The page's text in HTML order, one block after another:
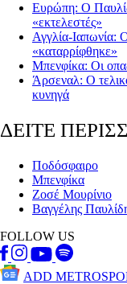
Ευρώπη: Ο
«εκτελεστές»
Αγγλία-Ιαπωνία:
«καταρρίφθηκε»
Μπενφίκα: Οι
Άρσεναλ: Ο
κυνηγά
ΔΕΙΤΕ
Ποδόσφαιρο
Μπενφίκα
Ζοσέ Μουρίνιο
Βαγγέλης
FOLLOW US
ADD